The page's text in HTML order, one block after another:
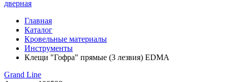
дверная
Главная
Каталог
Кровельные материалы
Инструменты
Клещи "Гофра" прямые (3 лезвия) EDMA
Grand Line